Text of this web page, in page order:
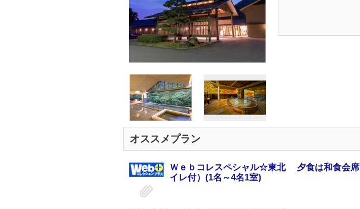
オススメプラン
Ｗｅｂコレスペシャル☆東北 夕食は和食会
イレ付）(1名～4名1室)